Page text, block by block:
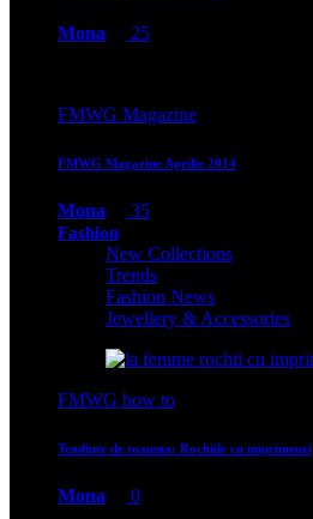
Mona 25
FMWG Magazine
FMWG Magazine Aprilie 2014
Mona 35
Fashion
New Collections
Trends
Fashion News
Jewellery & Accessories
FMWG how to
Tendinte de toamna: Rochiile cu imprimeuri
Mona 0